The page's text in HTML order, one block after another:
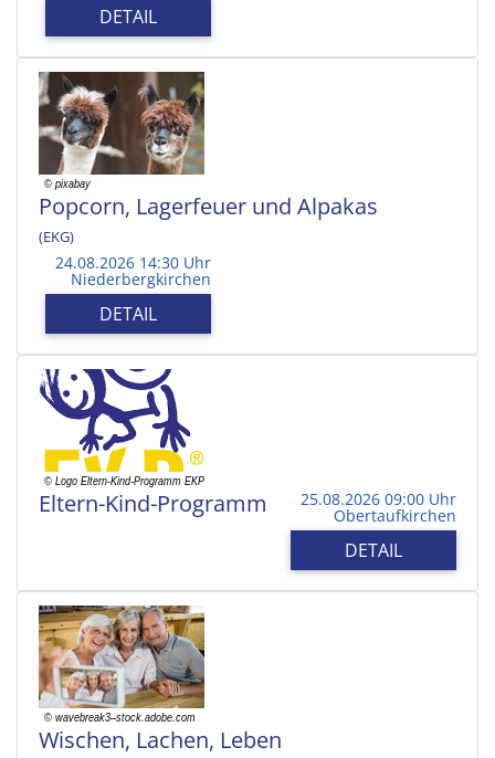
DETAIL
Popcorn, Lagerfeuer und Alpakas
(EKG)
24.08.2026 14:30 Uhr
Niederbergkirchen
DETAIL
Eltern-Kind-Programm 25.08.2026 09:00 Uhr
Obertaufkirchen
DETAIL
Wischen, Lachen, Leben